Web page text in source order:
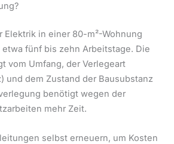
Elektrik in einer 80-m²-Wohnung
fünf bis zehn Arbeitstage. Die
vom Umfang, der Verlegeart
und dem Zustand der Bausubstanz
benötigt wegen der
mehr Zeit.
selbst erneuern, um Kosten